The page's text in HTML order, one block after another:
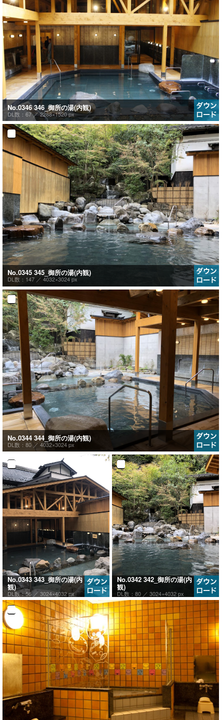
No.0346 346_御所の湯(内観)
DL数：67 ／2288×1520 px
No.0345 345_御所の湯(内観)
DL数：147 ／ 4032×3024 px
No.0344 344_御所の湯(内観)
DL数：80 ／ 4032×3024 px
No.0343 343_御所の湯(内
観)
DL数：56 ／ 3024×4032 px
No.0342 342_御所の湯(内
観)
DL数：80 ／ 3024×4032 px